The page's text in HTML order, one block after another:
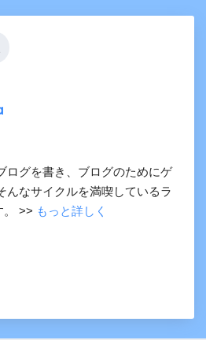
ログを書き、ブログのためにゲ
んなサイクルを満喫しているラ
。 >> もっと詳しく